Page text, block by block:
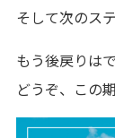
そして次のス
もう後戻りは
どうぞ、この